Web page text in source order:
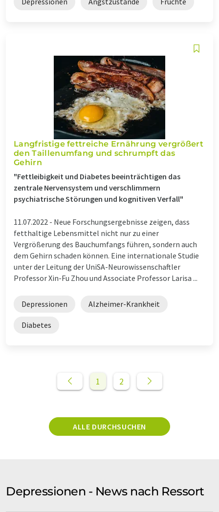
Langfristige fettreiche Ernährung vergrößert
den Taillenumfang und schrumpft das
Gehirn
"Fettleibigkeit und Diabetes beeinträchtigen das
zentrale Nervensystem und verschlimmern
psychiatrische Störungen und kognitiven Verfall"
11.07.2022 - Neue Forschungsergebnisse zeigen, dass
fetthaltige Lebensmittel nicht nur zu einer
Vergrößerung des Bauchumfangs führen, sondern auch
dem Gehirn schaden können. Eine internationale Studie
unter der Leitung der UniSA-Neurowissenschaftler
Professor Xin-Fu Zhou und Associate Professor Larisa ...
Depressionen Alzheimer-Krankheit
Diabetes
1 2
ALLE DURCHSUCHEN
Depressionen - News nach Ressort